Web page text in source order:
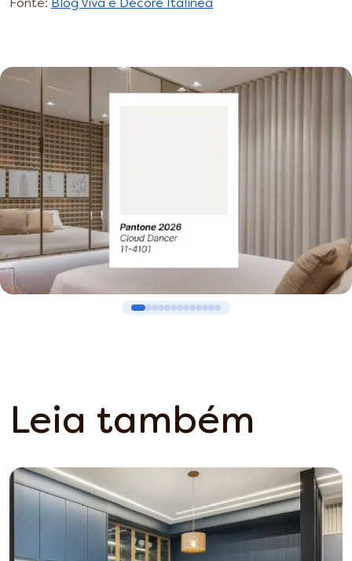
Fonte: Blog Viva e Decore Italínea
Leia também